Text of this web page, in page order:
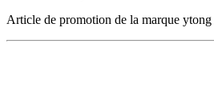
Article de promotion de la marque ytong